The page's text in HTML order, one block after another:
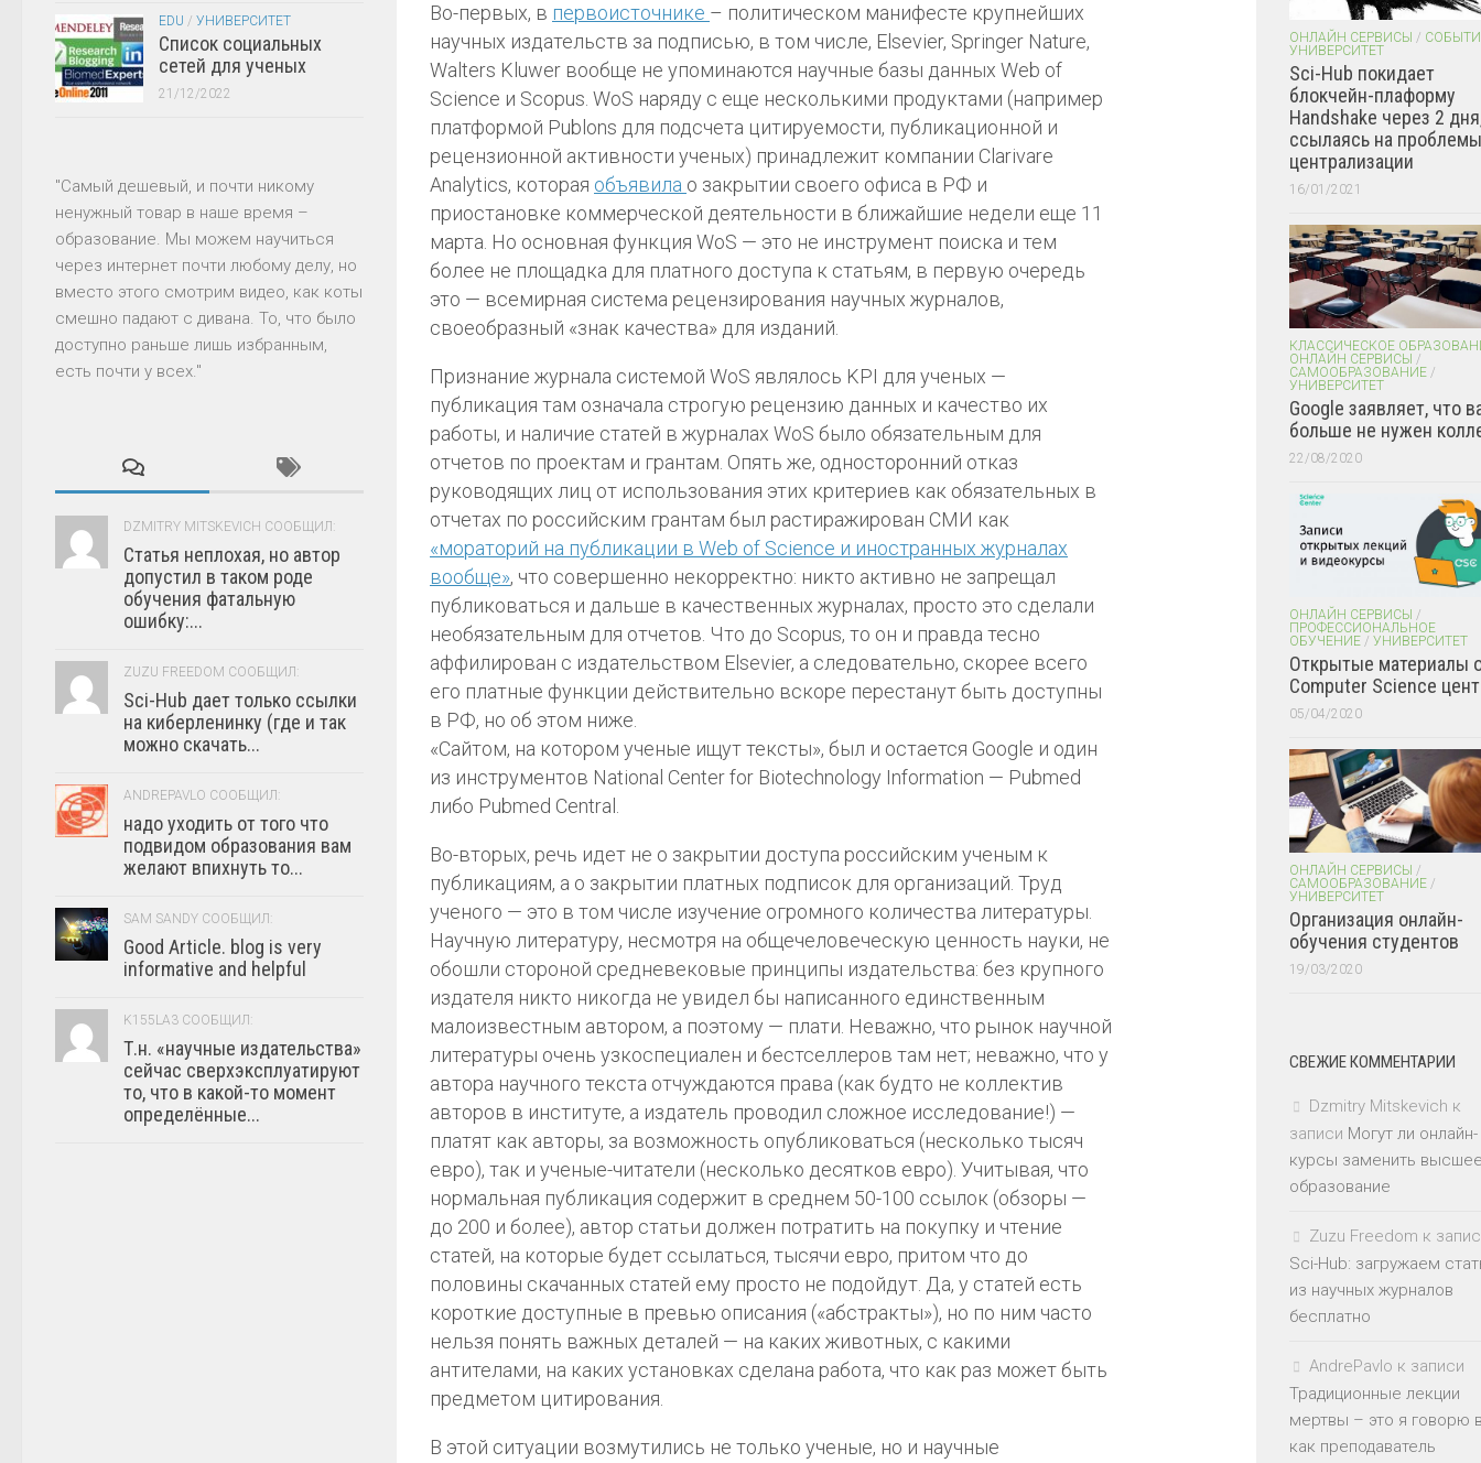
Во-первых, в первоисточнике – политическом манифесте крупнейших
научных издательств за подписью, в том числе, Elsevier, Springer Nature,
Walters Kluwer вообще не упоминаются научные базы данных Web of
Science и Scopus. WoS наряду с еще несколькими продуктами (например
платформой Publons для подсчета цитируемости, публикационной и
рецензионной активности ученых) принадлежит компании Clarivare
Analytics, которая объявила о закрытии своего офиса в РФ и
приостановке коммерческой деятельности в ближайшие недели еще 11
марта. Но основная функция WoS — это не инструмент поиска и тем
более не площадка для платного доступа к статьям, в первую очередь
это — всемирная система рецензирования научных журналов,
своеобразный «знак качества» для изданий.
Признание журнала системой WoS являлось KPI для ученых —
публикация там означала строгую рецензию данных и качество их
работы, и наличие статей в журналах WoS было обязательным для
отчетов по проектам и грантам. Опять же, односторонний отказ
руководящих лиц от использования этих критериев как обязательных в
отчетах по российским грантам был растиражирован СМИ как
«мораторий на публикации в Web of Science и иностранных журналах
вообще», что совершенно некорректно: никто активно не запрещал
публиковаться и дальше в качественных журналах, просто это сделали
необязательным для отчетов. Что до Scopus, то он и правда тесно
аффилирован с издательством Elsevier, а следовательно, скорее всего
его платные функции действительно вскоре перестанут быть доступны
в РФ, но об этом ниже.
«Сайтом, на котором ученые ищут тексты», был и остается Google и один
из инструментов National Center for Biotechnology Information — Pubmed
либо Pubmed Central.
Во-вторых, речь идет не о закрытии доступа российским ученым к
публикациям, а о закрытии платных подписок для организаций. Труд
ученого — это в том числе изучение огромного количества литературы.
Научную литературу, несмотря на общечеловеческую ценность науки, не
обошли стороной средневековые принципы издательства: без крупного
издателя никто никогда не увидел бы написанного единственным
малоизвестным автором, а поэтому — плати. Неважно, что рынок научной
литературы очень узкоспециален и бестселлеров там нет; неважно, что у
автора научного текста отчуждаются права (как будто не коллектив
авторов в институте, а издатель проводил сложное исследование!) —
платят как авторы, за возможность опубликоваться (несколько тысяч
евро), так и ученые-читатели (несколько десятков евро). Учитывая, что
нормальная публикация содержит в среднем 50-100 ссылок (обзоры —
до 200 и более), автор статьи должен потратить на покупку и чтение
статей, на которые будет ссылаться, тысячи евро, притом что до
половины скачанных статей ему просто не подойдут. Да, у статей есть
короткие доступные в превью описания («абстракты»), но по ним часто
нельзя понять важных деталей — на каких животных, с какими
антителами, на каких установках сделана работа, что как раз может быть
предметом цитирования.
В этой ситуации возмутились не только ученые, но и научные
EDU / УНИВЕРСИТЕТ
Список социальных
сетей для ученых
21/12/2022
"Самый дешевый, и почти никому
ненужный товар в наше время –
образование. Мы можем научиться
через интернет почти любому делу, но
вместо этого смотрим видео, как коты
смешно падают с дивана. То, что было
доступно раньше лишь избранным,
есть почти у всех."
DZMITRY MITSKEVICH СООБЩИЛ:
Статья неплохая, но автор
допустил в таком роде
обучения фатальную
ошибку:...
ZUZU FREEDOM СООБЩИЛ:
Sci-Hub дает только ссылки
на киберленинку (где и так
можно скачать...
ANDREPAVLO СООБЩИЛ:
надо уходить от того что
подвидом образования вам
желают впихнуть то...
SAM SANDY СООБЩИЛ:
Good Article. blog is very
informative and helpful
K155LA3 СООБЩИЛ:
Т.н. «научные издательства»
сейчас сверхэксплуатируют
то, что в какой-то момент
определённые...
ОНЛАЙН СЕРВИСЫ /
УНИВЕРСИТЕТ
Sci-Hub покидает
блокчейн-плаформу
Handshake через 2
ссылаясь на проблемы
централизации
16/01/2021
КЛАССИЧЕСКОЕ
ОНЛАЙН СЕРВИСЫ /
САМООБРАЗОВАНИЕ /
УНИВЕРСИТЕТ
Google заявляет, что
больше не нужен
22/08/2020
ОНЛАЙН СЕРВИСЫ /
ПРОФЕССИОНАЛЬНОЕ
ОБУЧЕНИЕ / УНИВЕРСИТЕТ
Открытые материалы
Computer Science
05/04/2020
ОНЛАЙН СЕРВИСЫ /
САМООБРАЗОВАНИЕ /
УНИВЕРСИТЕТ
Организация онлайн-
обучения студентов
19/03/2020
СВЕЖИЕ КОММЕНТАРИИ
Dzmitry Mitskevich к
записи Могут ли онлайн-
курсы заменить
образование
Zuzu Freedom к
Sci-Hub: загружаем
из научных журналов
бесплатно
AndrePavlo к записи
Традиционные лекции
мертвы – это я говорю
как преподаватель